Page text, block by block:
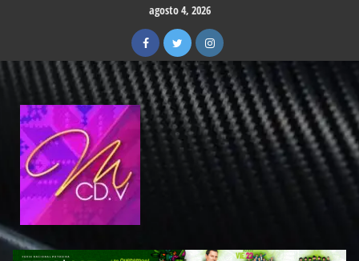
agosto 4, 2026